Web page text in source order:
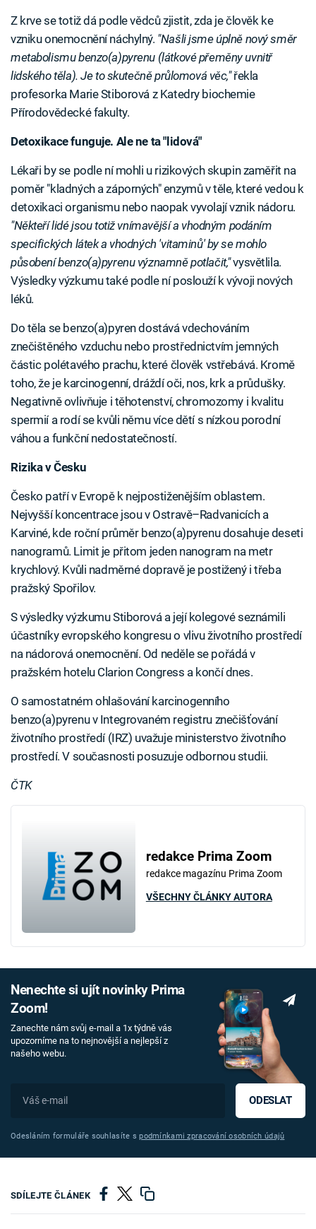
Z krve se totiž dá podle vědců zjistit, zda je člověk ke
vzniku onemocnění náchylný. "Našli jsme úplně nový směr
metabolismu benzo(a)pyrenu (látkové přeměny uvnitř
lidského těla). Je to skutečně průlomová věc,"řekla
profesorka Marie Stiborová z Katedry biochemie
Přírodovědecké fakulty.
Detoxikace funguje. Ale ne ta "lidová"
Lékaři by se podle ní mohli u rizikových skupin zaměřit na
poměr "kladných a záporných" enzymů v těle, které vedou k
detoxikaci organismu nebo naopak vyvolají vznik nádoru.
"Někteří lidé jsou totiž vnímavější a vhodným podáním
specifických látek a vhodných 'vitaminů' by se mohlo
působení benzo(a)pyrenu významně potlačit,"vysvětlila.
Výsledky výzkumu také podle ní poslouží k vývoji nových
léků.
Do těla se benzo(a)pyren dostává vdechováním
znečištěného vzduchu nebo prostřednictvím jemných
částic polétavého prachu, které člověk vstřebává. Kromě
toho, že je karcinogenní, dráždí oči, nos, krk a průdušky.
Negativně ovlivňuje i těhotenství, chromozomy i kvalitu
spermií a rodí se kvůli němu více dětí s nízkou porodní
váhou a funkční nedostatečností.
Rizika v Česku
Česko patří v Evropě k nejpostiženějším oblastem.
Nejvyšší koncentrace jsou v Ostravě–Radvanicích a
Karviné, kde roční průměr benzo(a)pyrenu dosahuje deseti
nanogramů. Limit je přitom jeden nanogram na metr
krychlový. Kvůli nadměrné dopravě je postižený i třeba
pražský Spořilov.
S výsledky výzkumu Stiborová a její kolegové seznámili
účastníky evropského kongresu o vlivu životního prostředí
na nádorová onemocnění. Od neděle se pořádá v
pražském hotelu Clarion Congress a končí dnes.
O samostatném ohlašování karcinogenního
benzo(a)pyrenu v Integrovaném registru znečišťování
životního prostředí (IRZ) uvažuje ministerstvo životního
prostředí. V současnosti posuzuje odbornou studii.
ČTK
redakce Prima Zoom
redakce magazínu Prima Zoom
VŠECHNY ČLÁNKY AUTORA
Nenechte si ujít novinky Prima
Zoom!
Zanechte nám svůj e-mail a 1x týdně vás
upozorníme na to nejnovější a nejlepší z
našeho webu.
ODESLAT
Odesláním formuláře souhlasíte spodmínkami zpracování osobních údajů
SDÍLEJTE ČLÁNEK